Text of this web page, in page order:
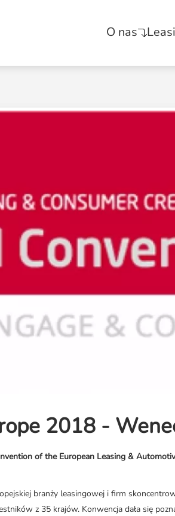
O nas
2018 -
of the European Leasing &
branży leasingowej i firm
z 35 krajów. Konwencja dała się